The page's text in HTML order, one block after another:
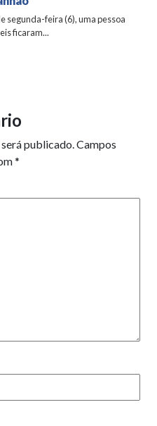
segunda-feira (6), uma pessoa
ficaram...
publicado.Campos
*